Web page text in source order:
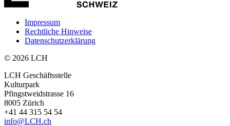
Impressum
Rechtliche Hinweise
Datenschutzerklärung
© 2026 LCH
LCH Geschäftsstelle
Kulturpark
Pfingstweidstrasse 16
8005 Zürich
+41 44 315 54 54
info@LCH.ch